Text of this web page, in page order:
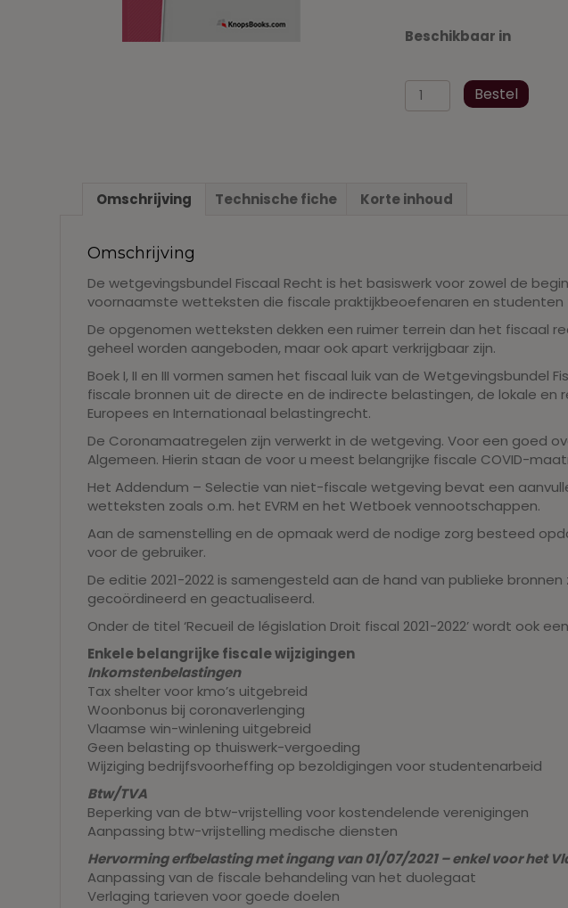
Beschikbaar in
Wetgevingsbundel
Fiscaal
aantal
Bestel
Omschrijving Technische fiche Korte inhoud
Omschrijving
De wetgevingsbundel Fiscaal Recht is het basiswerk voor zowel de
voornaamste wetteksten die fiscale praktijkbeoefenaren en studenten
De opgenomen wetteksten dekken een ruimer terrein dan het fiscaal
geheel worden aangeboden, maar ook apart verkrijgbaar zijn.
Boek I, II en III vormen samen het fiscaal luik van de
fiscale bronnen uit de directe en de indirecte belastingen, de lokale
Europees en Internationaal belastingrecht.
De Coronamaatregelen zijn verwerkt in de wetgeving. Voor een goed
Algemeen. Hierin staan de voor u meest belangrijke fiscale COVID-
Het Addendum – Selectie van niet-fiscale wetgeving bevat een
wetteksten zoals o.m. het EVRM en het Wetboek vennootschappen.
Aan de samenstelling en de opmaak werd de nodige zorg besteed
voor de gebruiker.
De editie 2021-2022 is samengesteld aan de hand van publieke
gecoördineerd en geactualiseerd.
Onder de titel ‘Recueil de législation Droit fiscal 2021-2022’ wordt ook
Enkele belangrijke fiscale wijzigingen
Inkomstenbelastingen
Tax shelter voor kmo’s uitgebreid
Woonbonus bij coronaverlenging
Vlaamse win-winlening uitgebreid
Geen belasting op thuiswerk-vergoeding
Wijziging bedrijfsvoorheffing op bezoldigingen voor studentenarbeid
Btw/TVA
Beperking van de btw-vrijstelling voor kostendelende verenigingen
Aanpassing btw-vrijstelling medische diensten
Hervorming erfbelasting met ingang van 01/07/2021 – enkel voor het
Aanpassing van de fiscale behandeling van het duolegaat
Verlaging tarieven voor goede doelen